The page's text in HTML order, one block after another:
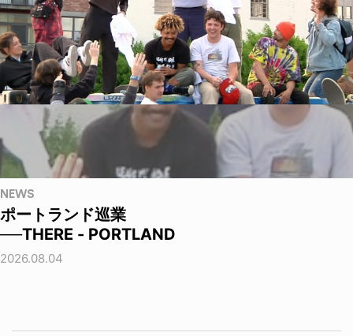
NEWS
ポートランド巡業
──THERE - PORTLAND
2026.08.04